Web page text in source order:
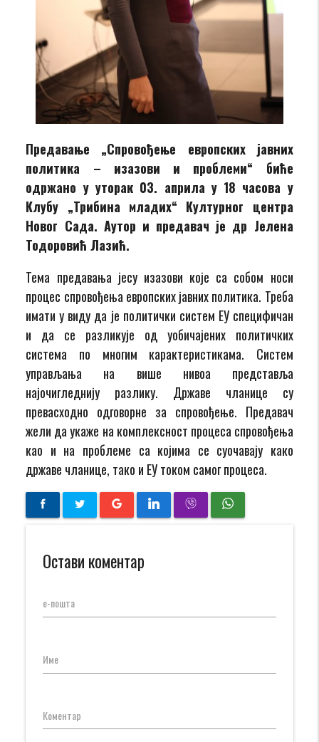
Предавање „Спровођење европских јавних
политика – изазови и проблеми“ биће
одржано у уторак 03. априла у 18 часова у
Клубу „Трибина младих“ Културног центра
Новог Сада. Аутор и предавач је др Јелена
Тодоровић Лазић.
Teма предавања јесу изазови које са собом носи
процес спровођења европских јавних политика. Треба
имати у виду да је политички систем ЕУ специфичан
и да се разликује од уобичајeних политичких
система по многим карактеристикама. Систем
управљања на више нивоа представља
најочигледнију разлику. Државе чланице су
превасходно одговорне за спровођење. Предавач
жели да укаже на комплексност процеса спровођења
као и на проблеме са којима се суочавају како
државе чланице, тако и ЕУ током самог процеса.
Остави коментар
е-пошта
Име
Коментар